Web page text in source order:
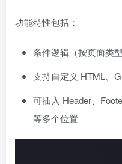
功能特性包括：
条件逻辑（按页面类
支持自定义 HTML、
可插入 Header、
等多个位置